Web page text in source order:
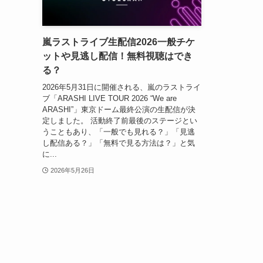
嵐ラストライブ生配信2026一般チケ
ットや見逃し配信！無料視聴はでき
る？
2026年5月31日に開催される、嵐のラストライ
ブ「ARASHI LIVE TOUR 2026 “We are
ARASHI”」東京ドーム最終公演の生配信が決
定しました。 活動終了前最後のステージとい
うこともあり、「一般でも見れる？」「見逃
し配信ある？」「無料で見る方法は？」と気
に...
2026年5月26日